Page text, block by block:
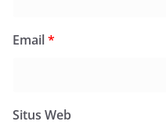
Email*
Situs Web